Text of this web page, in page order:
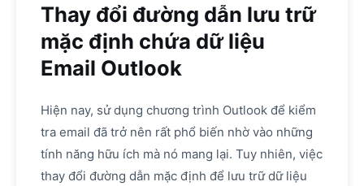
Thay đổi đường dẫn lưu trữ
mặc định chứa dữ liệu
Email Outlook
Hiện nay, sử dụng chương trình Outlook để kiểm
tra email đã trở nên rất phổ biến nhờ vào những
tính năng hữu ích mà nó mang lại. Tuy nhiên, việc
thay đổi đường dẫn mặc định để lưu trữ dữ liệu